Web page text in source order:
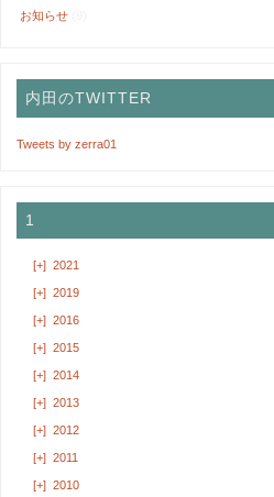
お知らせ
内田のTWITTER
Tweets by zerra01
1
[+] 2021
[+] 2019
[+] 2016
[+] 2015
[+] 2014
[+] 2013
[+] 2012
[+] 2011
[+] 2010